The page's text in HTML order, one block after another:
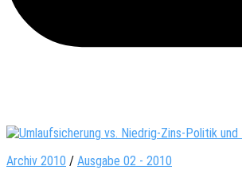
Archiv 2010 / Ausgabe 02 - 2010